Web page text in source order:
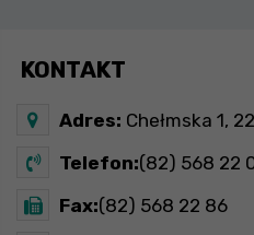
KONTAKT
Adres: Chełmska 1,
Telefon:(82) 568 22
Fax:(82) 568 22 86